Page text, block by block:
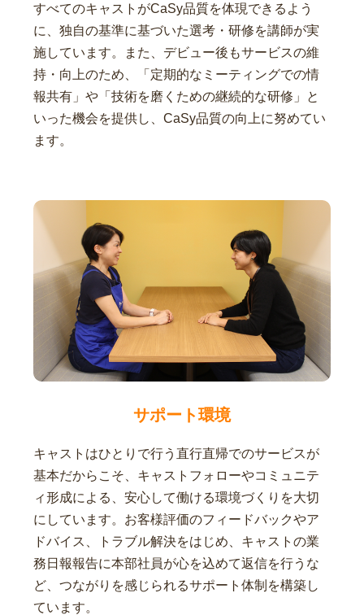
すべてのキャストがCaSy品質を体現できるよう
に、独自の基準に基づいた選考・研修を講師が実
施しています。また、デビュー後もサービスの維
持・向上のため、「定期的なミーティングでの情
報共有」や「技術を磨くための継続的な研修」と
いった機会を提供し、CaSy品質の向上に努めてい
ます。
サポート環境
キャストはひとりで行う直行直帰でのサービスが
基本だからこそ、キャストフォローやコミュニテ
ィ形成による、安心して働ける環境づくりを大切
にしています。お客様評価のフィードバックやア
ドバイス、トラブル解決をはじめ、キャストの業
務日報報告に本部社員が心を込めて返信を行うな
ど、つながりを感じられるサポート体制を構築し
ています。